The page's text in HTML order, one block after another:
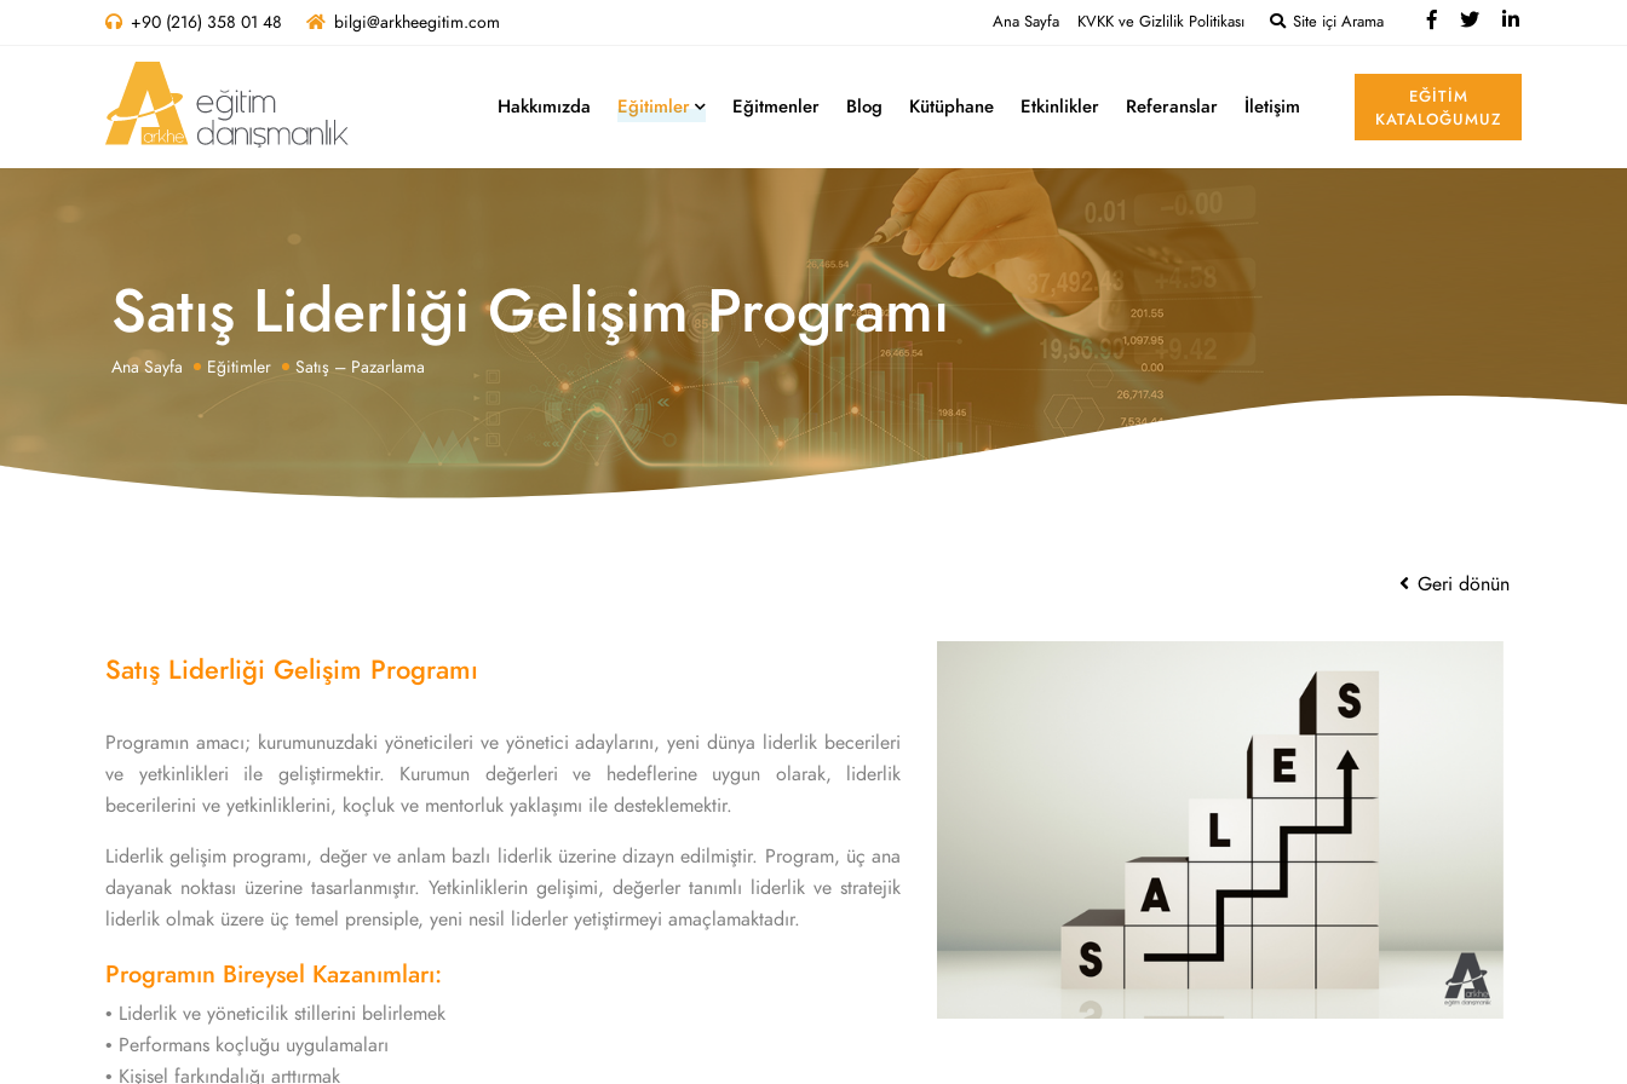
+90 (216) 358 01 48 bilgi@arkheegitim.com Ana Sayfa KVKK ve Gizlilik Politikası Site içi Arama
Hakkımızda Eğitimler Eğitmenler Blog Kütüphane Etkinlikler Referanslar İletişim
EĞITIM
KATALOĞUMUZ
Satış Liderliği Gelişim Programı
Ana Sayfa Eğitimler Satış – Pazarlama
Geri dönün
Satış Liderliği Gelişim Programı
Programın amacı; kurumunuzdaki yöneticileri ve yönetici adaylarını, yeni dünya liderlik becerileri
ve yetkinlikleri ile geliştirmektir. Kurumun değerleri ve hedeflerine uygun olarak, liderlik
becerilerini ve yetkinliklerini, koçluk ve mentorluk yaklaşımı ile desteklemektir.
Liderlik gelişim programı, değer ve anlam bazlı liderlik üzerine dizayn edilmiştir. Program, üç ana
dayanak noktası üzerine tasarlanmıştır. Yetkinliklerin gelişimi, değerler tanımlı liderlik ve stratejik
liderlik olmak üzere üç temel prensiple, yeni nesil liderler yetiştirmeyi amaçlamaktadır.
Programın Bireysel Kazanımları:
• Liderlik ve yöneticilik stillerini belirlemek
• Performans koçluğu uygulamaları
• Kişisel farkındalığı arttırmak